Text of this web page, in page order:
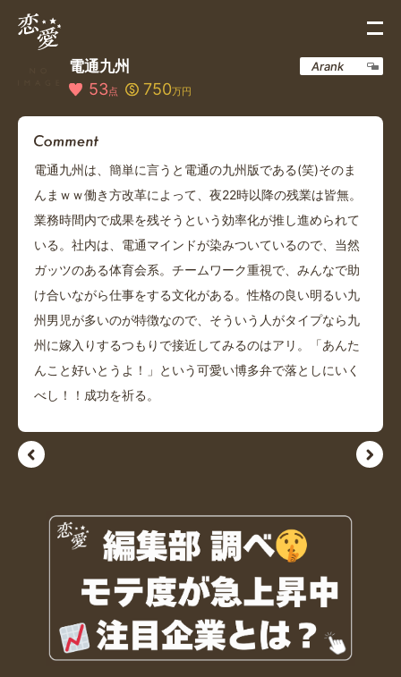
電通九州
53点 750万円
Arank
電通九州は、簡単に言うと電通の九州版である(笑)そのま
んまｗｗ働き方改革によって、夜22時以降の残業は皆無。
業務時間内で成果を残そうという効率化が推し進められて
いる。社内は、電通マインドが染みついているので、当然
ガッツのある体育会系。チームワーク重視で、みんなで助
け合いながら仕事をする文化がある。性格の良い明るい九
州男児が多いのが特徴なので、そういう人がタイプなら九
州に嫁入りするつもりで接近してみるのはアリ。「あんた
んこと好いとうよ！」という可愛い博多弁で落としにいく
べし！！成功を祈る。